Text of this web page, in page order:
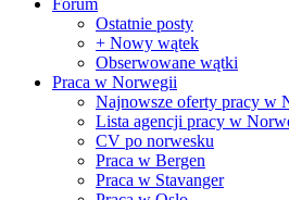
Forum
Ostatnie posty
+ Nowy wątek
Obserwowane wątki
Praca w Norwegii
Najnowsze oferty pracy w
Lista agencji pracy w
CV po norwesku
Praca w Bergen
Praca w Stavanger